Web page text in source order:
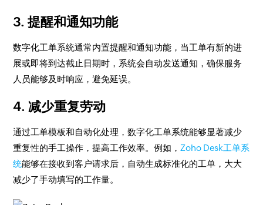
3. 提醒和通知功能
数字化工单系统通常内置提醒和通知功能，当工单有新的进
展或即将到达截止日期时，系统会自动发送通知，确保服务
人员能够及时响应，避免延误。
4. 减少重复劳动
通过工单模板和自动化处理，数字化工单系统能够显著减少
重复性的手工操作，提高工作效率。例如， Zoho Desk工单系
统能够在接收到客户请求后，自动生成标准化的工单，大大
减少了手动填写的工作量。